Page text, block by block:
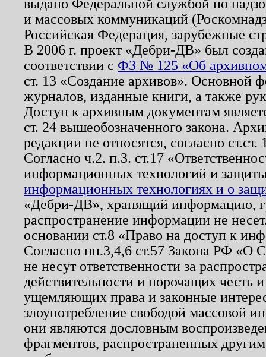
выдано Федеральной службой по
и массовых коммуникаций
Российская Федерация, зарубежные
В 2006 г. проект «Дебри-ДВ» был
соответствии с ФЗ № 125 «Об
ст. 13 «Создание архивов». Основной
журналов, изданные книги, а также
Доступ к архивным документам
ст. 24 вышеобозначенного закона.
редакции не относятся, согласно
Согласно ч.2. п.3. ст.17
информационных технологий и
информационных технологиях и о
«Дебри-ДВ», хранящий информацию,
распространение информации не
основании ст.8 «Право на доступ к
Согласно пп.3,4,6 ст.57 Закона РФ «О
не несут ответственности за
действительности и порочащих честь
ущемляющих права и законные
злоупотребление свободой массовой
они являются дословным
фрагментов, распространенных